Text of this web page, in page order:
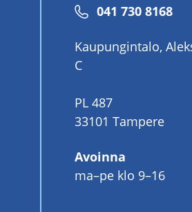
Puhelinnumero
041 730 8168
Kaupungintalo,
C
PL 487
33101 Tampere
Avoinna
ma–pe klo 9–16